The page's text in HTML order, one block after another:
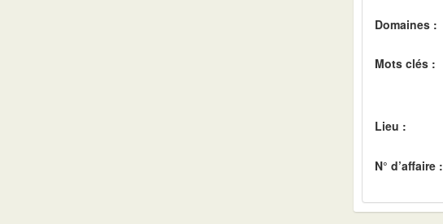
Domaines :
Mots clés :
Lieu :
N° d’affaire :